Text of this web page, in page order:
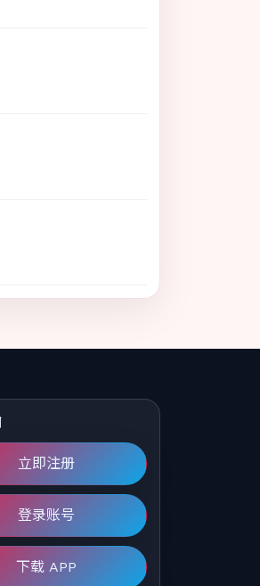
立即注册
登录账号
下载 APP